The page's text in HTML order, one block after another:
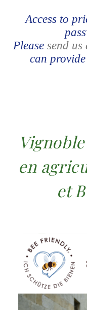
Access to
Please send us
can
en
et